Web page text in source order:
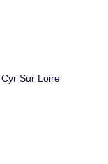
Sur Loire